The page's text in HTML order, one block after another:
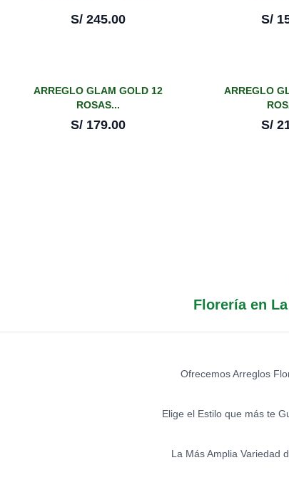
S/245.00 S/
ARREGLO GLAM GOLD 12
ROSAS...
S/ 179.00
ARREGLO
S/
Florería en
Ofrecemos Arreglos
Elige el Estilo que más te
La Más Amplia Variedad